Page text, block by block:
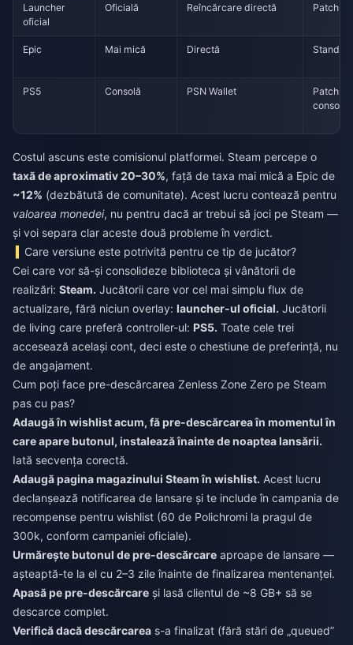
Launcher
oficial
Oficială Reîncărcare directă Patch-
Epic Mai mică Directă
PS5 Consolă PSN Wallet
Patch-
consolă
Costul ascuns este comisionul platformei. Steam percepe o
taxă de aproximativ 20–30%, față de taxa mai mică a Epic de
~12% (dezbătută de comunitate). Acest lucru contează pentru
valoarea monedei, nu pentru dacă ar trebui să joci pe Steam —
și voi separa clar aceste două probleme în verdict.
Care versiune este potrivită pentru ce tip de jucător?
Cei care vor să-și consolideze biblioteca și vânătorii de
realizări: Steam. Jucătorii care vor cel mai simplu flux de
actualizare, fără niciun overlay: launcher-ul oficial. Jucătorii
de living care preferă controller-ul: PS5. Toate cele trei
accesează același cont, deci este o chestiune de preferință, nu
de angajament.
Cum poți face pre-descărcarea Zenless Zone Zero pe Steam
pas cu pas?
Adaugă în wishlist acum, fă pre-descărcarea în momentul în
care apare butonul, instalează înainte de noaptea lansării.
Iată secvența corectă.
Adaugă pagina magazinului Steam în wishlist. Acest lucru
declanșează notificarea de lansare și te include în campania de
recompense pentru wishlist (60 de Polichromi la pragul de
300k, conform campaniei oficiale).
Urmărește butonul de pre-descărcare aproape de lansare —
așteaptă-te la el cu 2–3 zile înainte de finalizarea mentenanței.
Apasă pe pre-descărcare și lasă clientul de ~8 GB+ să se
descarce complet.
Verifică dacă descărcarea s-a finalizat (fără stări de „queued”